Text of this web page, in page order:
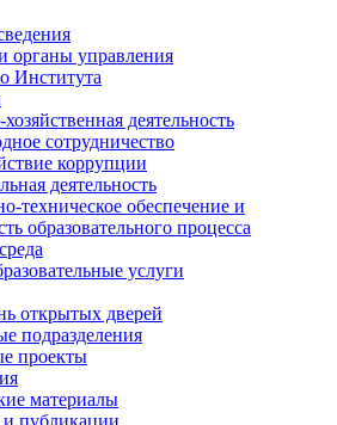
органы управления
Института
деятельность
сотрудничество
коррупции
деятельность
техническое обеспечение и
образовательного процесса
услуги
открытых дверей
подразделения
проекты
материалы
и публикации